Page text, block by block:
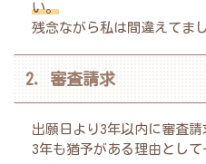
い。
残念ながら私は間違えてま
2．審査請求
出願日より3年以内に審査請
3年も猶予がある理由として